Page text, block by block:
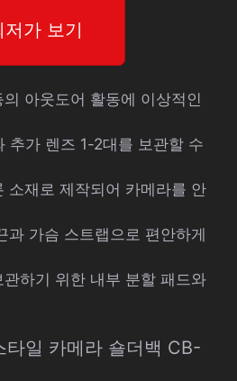
저가 보기
아웃도어 활동에 이상적인
추가 렌즈 1-2대를 보관할 수
소재로 제작되어 카메라를 안
과 가슴 스트랩으로 편안하게
하기 위한 내부 분할 패드와
일 카메라 숄더백 CB-